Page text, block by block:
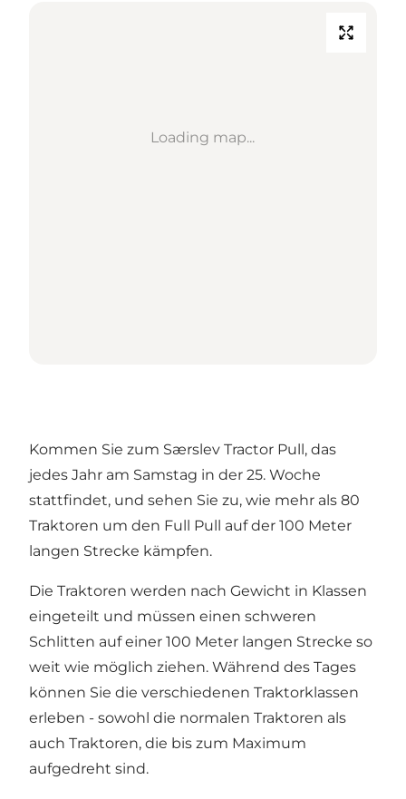
Loading map...
Kommen Sie zum Særslev Tractor Pull, das
jedes Jahr am Samstag in der 25. Woche
stattfindet, und sehen Sie zu, wie mehr als 80
Traktoren um den Full Pull auf der 100 Meter
langen Strecke kämpfen.
Die Traktoren werden nach Gewicht in Klassen
eingeteilt und müssen einen schweren
Schlitten auf einer 100 Meter langen Strecke so
weit wie möglich ziehen. Während des Tages
können Sie die verschiedenen Traktorklassen
erleben - sowohl die normalen Traktoren als
auch Traktoren, die bis zum Maximum
aufgedreht sind.